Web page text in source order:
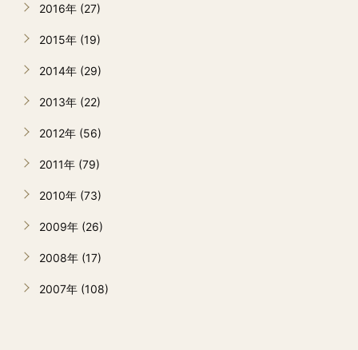
2016年 (27)
2015年 (19)
2014年 (29)
2013年 (22)
2012年 (56)
2011年 (79)
2010年 (73)
2009年 (26)
2008年 (17)
2007年 (108)